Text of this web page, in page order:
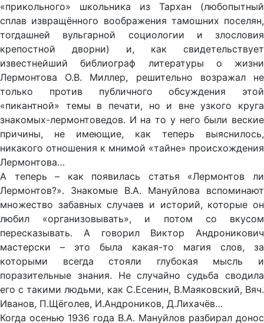
«прикольного» школьника из Тархан (любопытный
сплав извращённого воображения тамошних поселян,
тогдашней вульгарной социологии и злословия
крепостной дворни) и, как свидетельствует
известнейший библиограф литературы о жизни
Лермонтова О.В. Миллер, решительно возражал не
только против публичного обсуждения этой
«пикантной» темы в печати, но и вне узкого круга
знакомых-лермонтоведов. И на то у него были веские
причины, не имеющие, как теперь выяснилось,
никакого отношения к мнимой «тайне» происхождения
Лермонтова…
А теперь – как появилась статья «Лермонтов ли
Лермонтов?». Знакомые B.А. Мануйлова вспоминают
множество забавных случаев и историй, которые он
любил «организовывать», и потом со вкусом
пересказывать. А говорил Виктор Андроникович
мастерски – это была какая-то магия слов, за
которыми всегда стояли глубокая мысль и
поразительные знания. Не случайно судьба сводила
его с такими людьми, как С.Есенин, В.Маяковский, Вяч.
Иванов, П.Щёголев, И.Андроников, Д.Лихачёв…
Когда осенью 1936 года В.А. Мануйлов разбирал донос